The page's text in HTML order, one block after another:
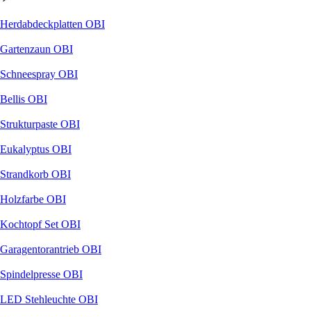
Herdabdeckplatten OBI
Gartenzaun OBI
Schneespray OBI
Bellis OBI
Strukturpaste OBI
Eukalyptus OBI
Strandkorb OBI
Holzfarbe OBI
Kochtopf Set OBI
Garagentorantrieb OBI
Spindelpresse OBI
LED Stehleuchte OBI